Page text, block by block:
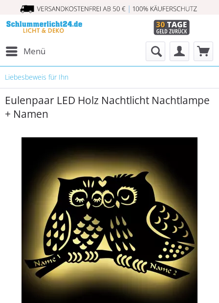
Menü
Liebesbeweis für Ihn
Eulenpaar LED Holz Nachtlicht Nachtlampe
+ Namen